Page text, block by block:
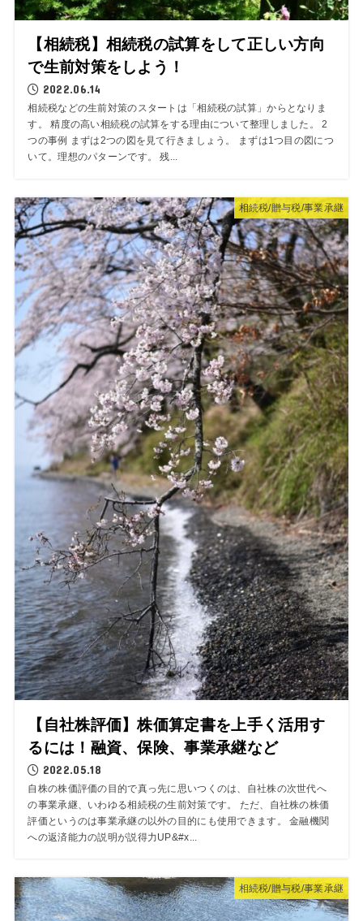
【相続税】相続税の試算をして正しい方向
で生前対策をしよう！
2022.06.14
相続税などの生前対策のスタートは「相続税の試算」からとなりま
す。 精度の高い相続税の試算をする理由について整理しました。 2
つの事例 まずは2つの図を見て行きましょう。 まずは1つ目の図につ
いて。理想のパターンです。 残...
相続税/贈与税/事業承継
【自社株評価】株価算定書を上手く活用す
るには！融資、保険、事業承継など
2022.05.18
自株の株価評価の目的で真っ先に思いつくのは、自社株の次世代へ
の事業承継、いわゆる相続税の生前対策です。 ただ、自社株の株価
評価というのは事業承継の以外の目的にも使用できます。 金融機関
への返済能力の説明が説得力UP&#x...
相続税/贈与税/事業承継